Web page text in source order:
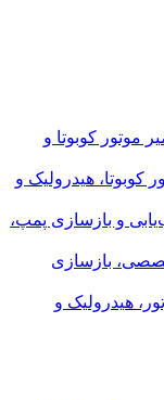
موتور کوبوتا و
کوبوتا، هیدرولیک و
و بازسازی پمپ،
بازسازی
هیدرولیک و